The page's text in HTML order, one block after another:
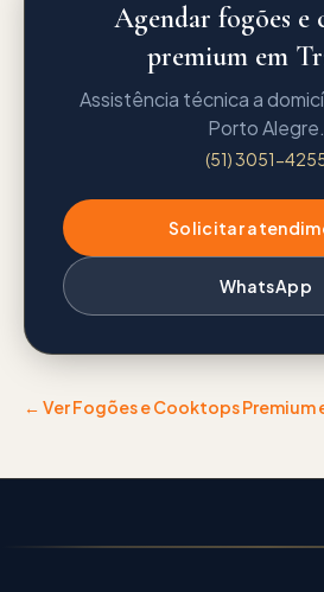
Agendar fogões e
premium em
Assistência técnica a
Porto Alegre.
(51) 3051-
Solicitar
WhatsApp
← VerFogões e Cooktops Premium